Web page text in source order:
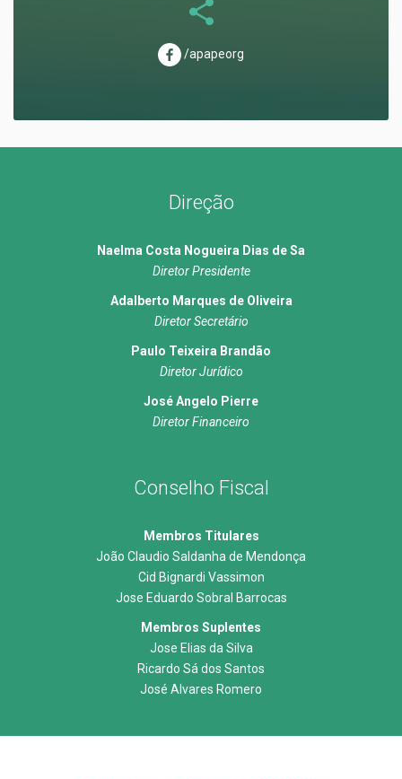
/apapeorg
Direção
Naelma Costa Nogueira Dias de Sa
Diretor Presidente
Adalberto Marques de Oliveira
Diretor Secretário
Paulo Teixeira Brandão
Diretor Jurídico
José Angelo Pierre
Diretor Financeiro
Conselho Fiscal
Membros Titulares
João Claudio Saldanha de Mendonça
Cid Bignardi Vassimon
Jose Eduardo Sobral Barrocas
Membros Suplentes
Jose Elias da Silva
Ricardo Sá dos Santos
José Alvares Romero